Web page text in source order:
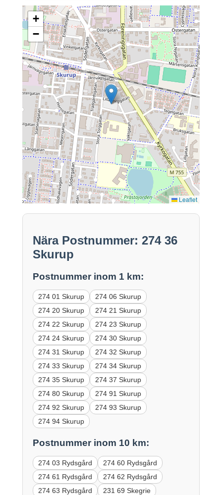
+
−
Leaflet
Nära Postnummer: 274 36
Skurup
Postnummer inom 1 km:
274 01 Skurup
274 06 Skurup
274 20 Skurup
274 21 Skurup
274 22 Skurup
274 23 Skurup
274 24 Skurup
274 30 Skurup
274 31 Skurup
274 32 Skurup
274 33 Skurup
274 34 Skurup
274 35 Skurup
274 37 Skurup
274 80 Skurup
274 91 Skurup
274 92 Skurup
274 93 Skurup
274 94 Skurup
Postnummer inom 10 km:
274 03 Rydsgård
274 60 Rydsgård
274 61 Rydsgård
274 62 Rydsgård
274 63 Rydsgård
231 69 Skegrie